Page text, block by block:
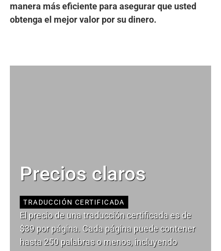
manera más eficiente para asegurar que usted
obtenga el mejor valor por su dinero.
Precios claros
TRADUCCIÓN CERTIFICADA
El precio de una traducción certificada es de
$39 por página. Cada página puede contener
hasta 250 palabras o menos, incluyendo